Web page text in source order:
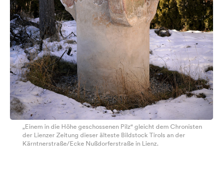
„Einem in die Höhe geschossenen Pilz“ gleicht dem Chronisten
der Lienzer Zeitung dieser älteste Bildstock Tirols an der
Kärntnerstraße/Ecke Nußdorferstraße in Lienz.